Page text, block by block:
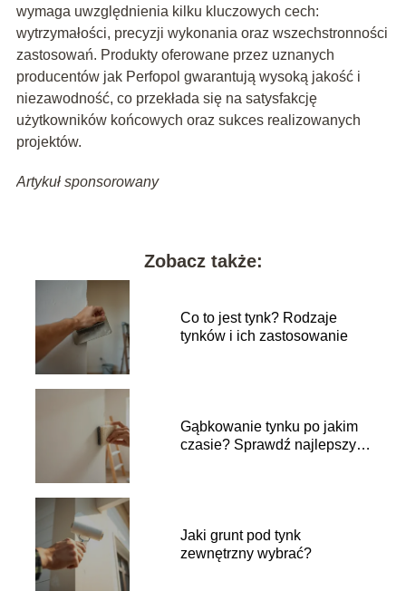
wymaga uwzględnienia kilku kluczowych cech:
wytrzymałości, precyzji wykonania oraz wszechstronności
zastosowań. Produkty oferowane przez uznanych
producentów jak Perfopol gwarantują wysoką jakość i
niezawodność, co przekłada się na satysfakcję
użytkowników końcowych oraz sukces realizowanych
projektów.
Artykuł sponsorowany
Zobacz także:
Co to jest tynk? Rodzaje
tynków i ich zastosowanie
Gąbkowanie tynku po jakim
czasie? Sprawdź najlepszy
Jaki grunt pod tynk
zewnętrzny wybrać?